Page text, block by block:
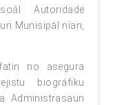
Autoridade
Munisipál nian,
no asegura
biográfiku
Administrasaun